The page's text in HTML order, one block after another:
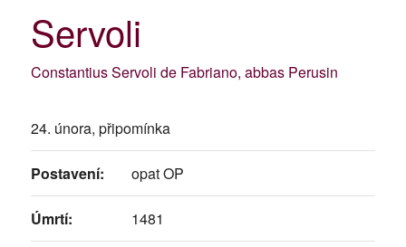
Servoli
Constantius Servoli de Fabriano, abbas Perusin
24. února, připomínka
Postavení: opat OP
Úmrtí: 1481